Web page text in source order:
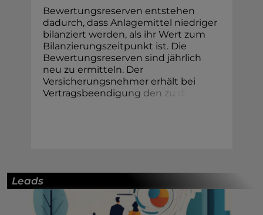
Bewertungsreserven entstehen
dadurch, dass Anlagemittel niedriger
bilanziert werden, als ihr Wert zum
Bilanzierungszeitpunkt ist. Die
Bewertungsreserven sind jährlich
neu zu ermitteln. Der
Versicherungsnehmer erhält bei
Vertragsbeendigung den zu
Leads